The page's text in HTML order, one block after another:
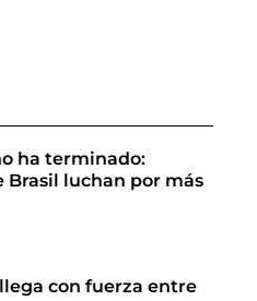
ha terminado:
Brasil luchan por más
con fuerza entre